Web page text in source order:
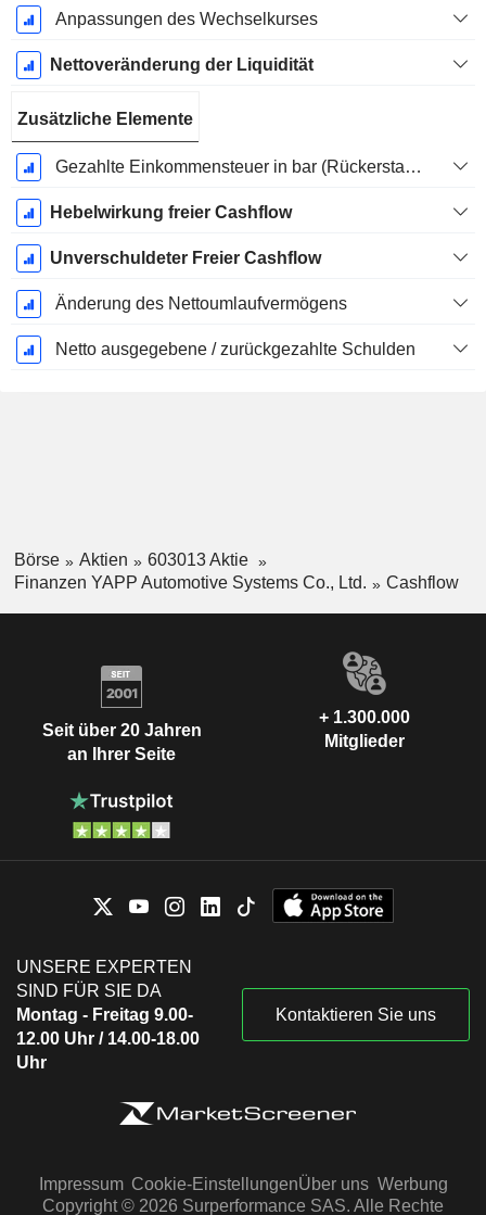
Anpassungen des Wechselkurses
Nettoveränderung der Liquidität
Zusätzliche Elemente
Gezahlte Einkommensteuer in bar (Rückerstattung)
Hebelwirkung freier Cashflow
Unverschuldeter Freier Cashflow
Änderung des Nettoumlaufvermögens
Netto ausgegebene / zurückgezahlte Schulden
Börse Aktien
603013 Aktie
Finanzen YAPP Automotive Systems Co., Ltd.
Cashflow
Seit über 20 Jahren
an Ihrer Seite
+ 1.300.000
Mitglieder
UNSERE EXPERTEN
SIND FÜR SIE DA
Montag - Freitag 9.00-
12.00 Uhr / 14.00-18.00
Uhr
Kontaktieren Sie uns
Impressum Cookie-EinstellungenÜber uns Werbung
Copyright © 2026 Surperformance SAS. Alle Rechte